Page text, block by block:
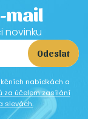
mail
novinku
Odeslat
nabídkách a
za účelem zasílání
slevách.